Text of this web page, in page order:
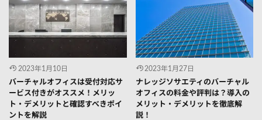
2023年1月10日
バーチャルオフィスは受付対応サ
ービス付きがオススメ！メリッ
ト・デメリットと確認すべきポイ
ントを解説
2023年1月27日
ナレッジソサエティのバーチャル
オフィスの料金や評判は？導入の
メリット・デメリットを徹底解
説！